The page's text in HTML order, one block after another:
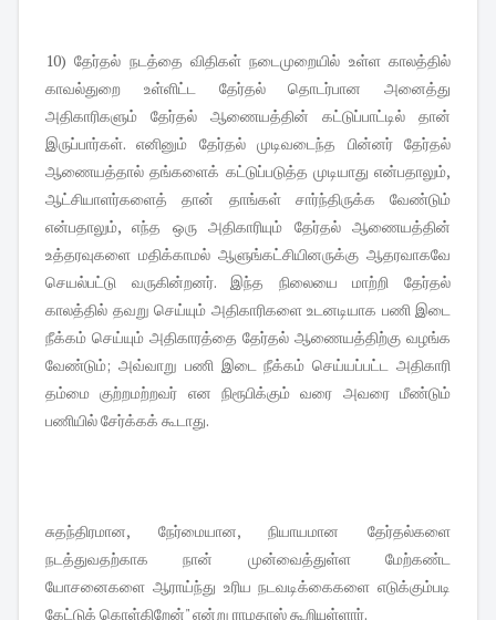
10) தேர்தல் நடத்தை விதிகள் நடைமுறையில் உள்ள காலத்தில்
காவல்துறை உள்ளிட்ட தேர்தல் தொடர்பான அனைத்து
அதிகாரிகளும் தேர்தல் ஆணையத்தின் கட்டுப்பாட்டில் தான்
இருப்பார்கள். எனினும் தேர்தல் முடிவடைந்த பின்னர் தேர்தல்
ஆணையத்தால் தங்களைக் கட்டுப்படுத்த முடியாது என்பதாலும்,
ஆட்சியாளர்களைத் தான் தாங்கள் சார்ந்திருக்க வேண்டும்
என்பதாலும், எந்த ஒரு அதிகாரியும் தேர்தல் ஆணையத்தின்
உத்தரவுகளை மதிக்காமல் ஆளுங்கட்சியினருக்கு ஆதரவாகவே
செயல்பட்டு வருகின்றனர். இந்த நிலையை மாற்றி தேர்தல்
காலத்தில் தவறு செய்யும் அதிகாரிகளை உடனடியாக பணி இடை
நீக்கம் செய்யும் அதிகாரத்தை தேர்தல் ஆணையத்திற்கு வழங்க
வேண்டும்; அவ்வாறு பணி இடை நீக்கம் செய்யப்பட்ட அதிகாரி
தம்மை குற்றமற்றவர் என நிரூபிக்கும் வரை அவரை மீண்டும்
பணியில் சேர்க்கக் கூடாது.
சுதந்திரமான, நேர்மையான, நியாயமான தேர்தல்களை
நடத்துவதற்காக நான் முன்வைத்துள்ள மேற்கண்ட
யோசனைகளை ஆராய்ந்து உரிய நடவடிக்கைகளை எடுக்கும்படி
கேட்டுக் கொள்கிறேன்" என்று ராமதாஸ் கூறியுள்ளார்.